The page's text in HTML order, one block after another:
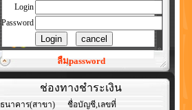
Login
Password
ลืมpassword
ช่องทางชำระเงิน
ธนาคาร(สาขา)
ชื่อบัญชี,เลขที่